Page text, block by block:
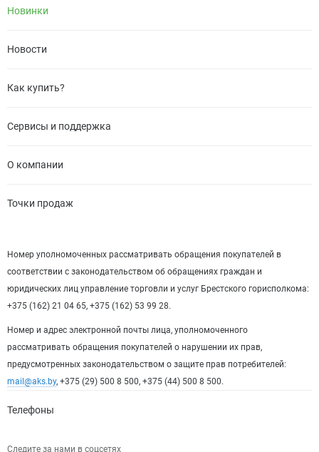
Новинки
Новости
Как купить?
Сервисы и поддержка
О компании
Точки продаж
Номер уполномоченных рассматривать обращения покупателей в
соответствии с законодательством об обращениях граждан и
юридических лиц управление торговли и услуг Брестского горисполкома:
+375 (162) 21 04 65, +375 (162) 53 99 28.
Номер и адрес электронной почты лица, уполномоченного
рассматривать обращения покупателей о нарушении их прав,
предусмотренных законодательством о защите прав потребителей:
mail@aks.by, +375 (29) 500 8 500, +375 (44) 500 8 500.
Телефоны
Следите за нами в соцсетях